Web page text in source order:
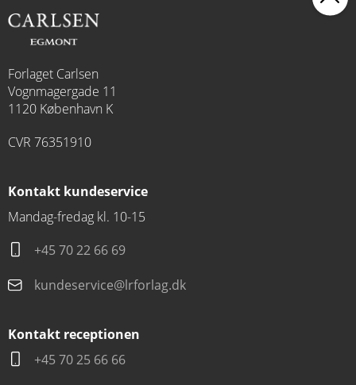
Forlaget Carlsen
Vognmagergade 11
1120 København K
CVR 76351910
Kontakt kundeservice
Mandag-fredag kl. 10-15
+45 70 22 66 69
kundeservice@lrforlag.dk
Kontakt receptionen
+45 70 25 66 66